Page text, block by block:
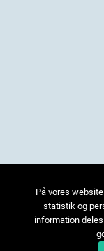
På vores
statistik og
information